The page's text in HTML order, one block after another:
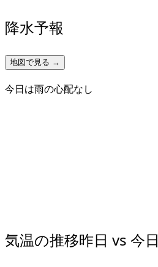
降水予報
地図で見る →
今日は雨の心配なし
気温の推移昨日 vs 今日